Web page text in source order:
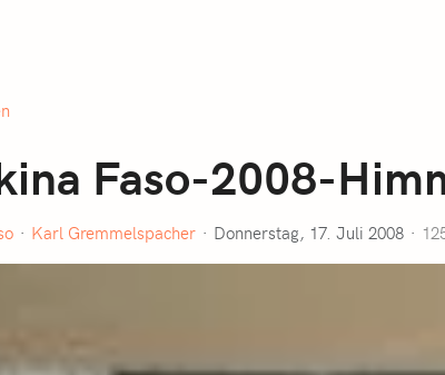
Faso-2008-
Karl Gremmelspacher Donnerstag, 17. Juli 2008